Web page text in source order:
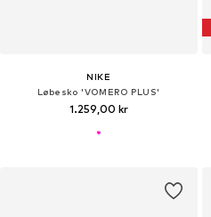
NIKE
Løbesko 'VOMERO PLUS'
1.259,00 kr